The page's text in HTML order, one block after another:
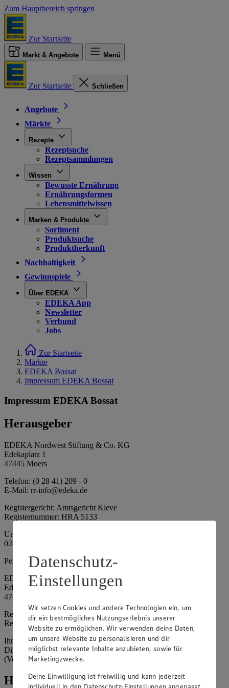
Zum Hauptbereich springen
Zur Startseite
Markt & Angebote Menü
Zur Startseite Schließen
Angebote
Märkte
Rezepte
Rezeptsuche
Rezeptsammlungen
Wissen
Bewusste Ernährung
Ernährungsformen
Lebensmittelwissen
Marken & Produkte
Sortiment
Produktsuche
Produktherkunft
Nachhaltigkeit
Gewinnspiele
Über EDEKA
EDEKA App
Newsletter
Verbund
Jobs
Zur Startseite
Märkte
EDEKA Bossat
Impressum EDEKA Bossat
Impressum EDEKA Bossat
Herausgeber
EDEKA Nordwest Stiftung & Co. KG
Edekaplatz 1
47445 Moers
Telefon: (0 28 41) 209 - 0
E-Mail: rr-info@edeka.de
Registergericht: Amtsgericht Kleve
Registernummer: HRA 5133
Umsatzsteuer-Identifikationsnummer gem. § 27a UStG: DE 335
024 695
Persönlich haftende Gesellschafterin:
EDEKA Nordwest Handelsstiftung e. K.
Edekaplatz 1
47445 Moers
Registergericht: Amtsgericht Kleve
Registernummer: HRA 5132
Ihrerseits vertreten durch: Frank Breuer (Vorstandsvorsitzender),
Dirk Neuhaus (Vorstandsvorsitzender), Peter Wagener
(Vorstandsvorsitzender)
Hinweise
Datenschutz-
Einstellungen
Wir setzen Cookies und andere Technologien ein, um
dir ein bestmögliches Nutzungserlebnis unserer
Website zu ermöglichen. Wir verwenden deine Daten,
um unsere Website zu personalisieren und dir
möglichst relevante Inhalte anzubieten, sowie für
Marketingzwecke.
Deine Einwilligung ist freiwillig und kann jederzeit